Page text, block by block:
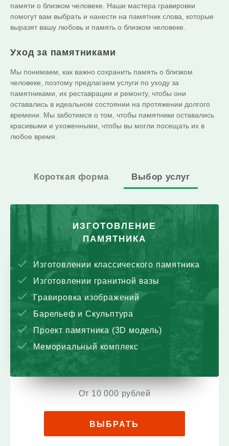
памяти о близком человеке. Наши мастера гравировки
помогут вам выбрать и нанести на памятник слова, которые
выразят вашу любовь и память о близком человеке.
Уход за памятниками
Мы понимаем, как важно сохранить память о близком
человеке, поэтому предлагаем услуги по уходу за
памятниками, их реставрации и ремонту, чтобы они
оставались в идеальном состоянии на протяжении долгого
времени. Мы заботимся о том, чтобы памятники оставались
красивыми и ухоженными, чтобы вы могли посещать их в
любое время.
Короткая форма Выбор услуг
ИЗГОТОВЛЕНИЕ
ПАМЯТНИКА
Изготовлении классического памятника
Изготовлении гранитной вазы
Гравировка изображений
Барельеф и Скульптура
Проект памятника (3D модель)
Мемориальный комплекс
От 10 000 рублей
ВЫБРАТЬ